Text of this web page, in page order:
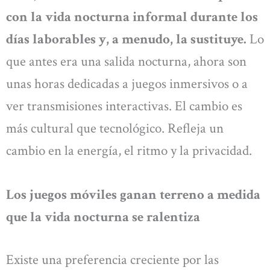
con la vida nocturna informal durante los
días laborables y, a menudo, la sustituye. Lo
que antes era una salida nocturna, ahora son
unas horas dedicadas a juegos inmersivos o a
ver transmisiones interactivas. El cambio es
más cultural que tecnológico. Refleja un
cambio en la energía, el ritmo y la privacidad.
Los juegos móviles ganan terreno a medida
que la vida nocturna se ralentiza
Existe una preferencia creciente por las